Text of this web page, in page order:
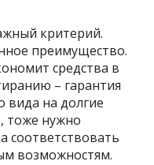
критерий.
преимущество.
средства в
– гарантия
вида на долгие
тоже нужно
соответствовать
возможностям.